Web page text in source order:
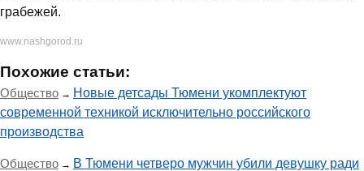
грабежей.
www.nashgorod.ru
Похожие статьи:
Общество → Новые детсады Тюмени укомплектуют
современной техникой исключительно российского
производства
Общество → В Тюмени четверо мужчин убили девушку ради